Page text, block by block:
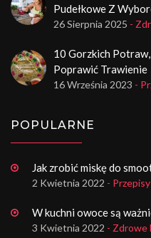
Pudełkowe Z
26 Sierpnia 2025 -
10 Gorzkich
Poprawić Trawienie
16 Września 2023 -
POPULARNE
Jak zrobić miskę do
2 Kwietnia 2022 -
W kuchni owoce są
3 Kwietnia 2022 - Zdrowe